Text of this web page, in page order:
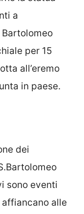
a
per 15
all’eremo
in paese.
dei
sono eventi
alle